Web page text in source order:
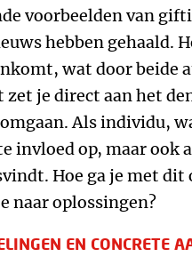
voorbeelden van
hebben gehaald.
wat door beide
zet je direct aan het
Als individu,
invloed op, maar ook
Hoe ga je met dit
naar oplossingen?
EN CONCRETE